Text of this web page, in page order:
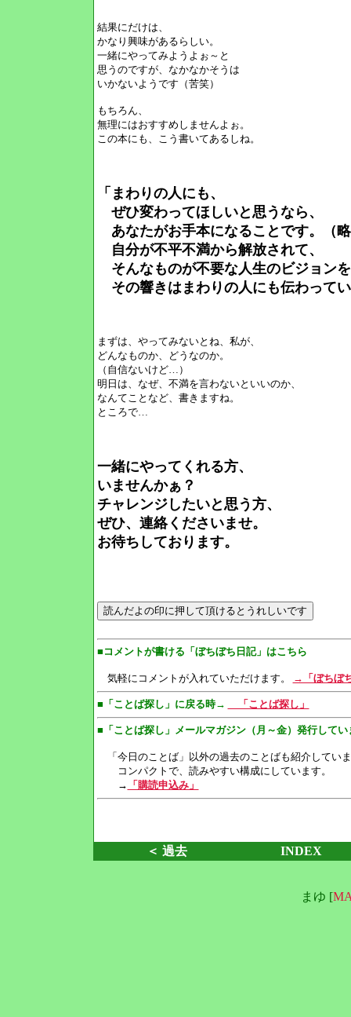
結果にだけは、
かなり興味があるらしい。
一緒にやってみようよぉ～と
思うのですが、なかなかそうは
いかないようです（苦笑）
もちろん、
無理にはおすすめしませんよぉ。
この本にも、こう書いてあるしね。
「まわりの人にも、
ぜひ変わってほしいと思うなら、
あなたがお手本になることです。（
自分が不平不満から解放されて、
そんなものが不要な人生のビジョン
その響きはまわりの人にも伝わって
まずは、やってみないとね、私が、
どんなものか、どうなのか。
（自信ないけど…）
明日は、なぜ、不満を言わないといいのか、
なんてことなど、書きますね。
ところで…
一緒にやってくれる方、
いませんかぁ？
チャレンジしたいと思う方、
ぜひ、連絡くださいませ。
お待ちしております。
■コメントが書ける「ぼちぼち日記」はこちら
気軽にコメントが入れていただけます。 →「ぼちぼ
■「ことば探し」に戻る時→ 「ことば探し」
■「ことば探し」メールマガジン（月～金）発行してい
「今日のことば」以外の過去のことばも紹介してい
コンパクトで、読みやすい構成にしています。
→ 「購読申込み」
＜ 過去 INDEX
まゆ [